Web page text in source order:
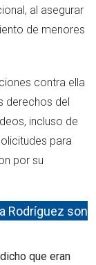
al asegurar
de menores
contra ella
derechos del
incluso de
para
por su
Rodríguez son
que eran